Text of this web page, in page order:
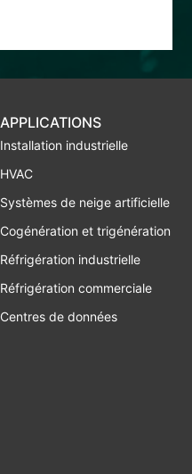
APPLICATIONS
Installation industrielle
HVAC
Systèmes de neige artificielle
Cogénération et trigénération
Réfrigération industrielle
Réfrigération commerciale
Centres de données